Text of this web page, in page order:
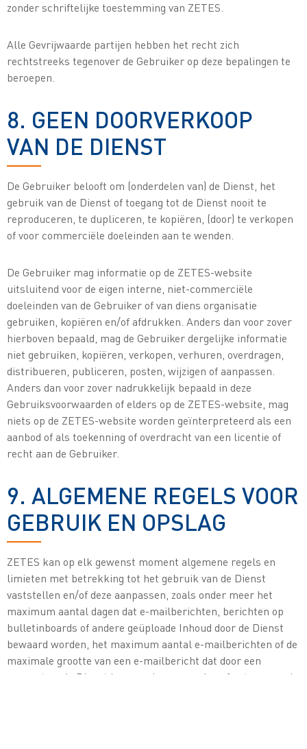
zonder schriftelijke toestemming van ZETES.
Alle Gevrijwaarde partijen hebben het recht zich
rechtstreeks tegenover de Gebruiker op deze bepalingen te
beroepen.
8. GEEN DOORVERKOOP
VAN DE DIENST
De Gebruiker belooft om (onderdelen van) de Dienst, het
gebruik van de Dienst of toegang tot de Dienst nooit te
reproduceren, te dupliceren, te kopiëren, (door) te verkopen
of voor commerciële doeleinden aan te wenden.
De Gebruiker mag informatie op de ZETES-website
uitsluitend voor de eigen interne, niet-commerciële
doeleinden van de Gebruiker of van diens organisatie
gebruiken, kopiëren en/of afdrukken. Anders dan voor zover
hierboven bepaald, mag de Gebruiker dergelijke informatie
niet gebruiken, kopiëren, verkopen, verhuren, overdragen,
distribueren, publiceren, posten, wijzigen of aanpassen.
Anders dan voor zover nadrukkelijk bepaald in deze
Gebruiksvoorwaarden of elders op de ZETES-website, mag
niets op de ZETES-website worden geïnterpreteerd als een
aanbod of als toekenning of overdracht van een licentie of
recht aan de Gebruiker.
9. ALGEMENE REGELS VOOR
GEBRUIK EN OPSLAG
ZETES kan op elk gewenst moment algemene regels en
limieten met betrekking tot het gebruik van de Dienst
vaststellen en/of deze aanpassen, zoals onder meer het
maximum aantal dagen dat e-mailberichten, berichten op
bulletinboards of andere geüploade Inhoud door de Dienst
bewaard worden, het maximum aantal e-mailberichten of de
maximale grootte van een e-mailbericht dat door een
account op de Dienst kan worden verzonden of ontvangen, de